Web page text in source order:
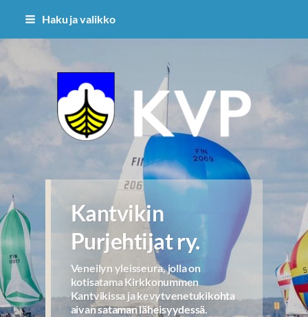
sisältöön
Haku ja valikko
Kantvikin Purjehtijat ry.
Kantvikin
Purjehtijat ry.
Veneilyn yleisseura, jolla on
kotisatama Kirkkonummen
Kantvikissa ja kevytvenetukikohta
aivan sataman läheisyydessä.